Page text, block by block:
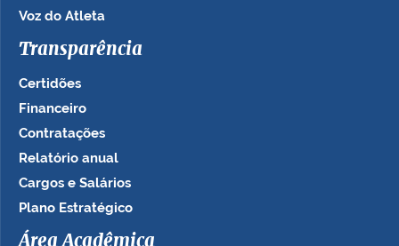
Voz do Atleta
Transparência
Certidões
Financeiro
Contratações
Relatório anual
Cargos e Salários
Plano Estratégico
Área Acadêmica